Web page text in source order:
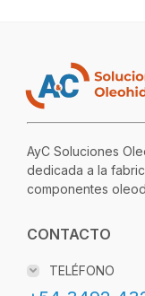
AyC Soluciones
dedicada a la
componentes
CONTACTO
TELÉFONO